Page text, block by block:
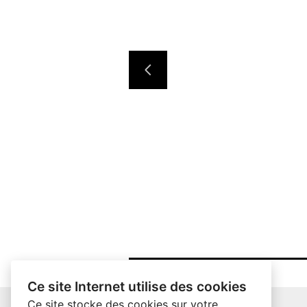
Ce site Internet utilise des cookies
Ce site stocke des cookies sur votre